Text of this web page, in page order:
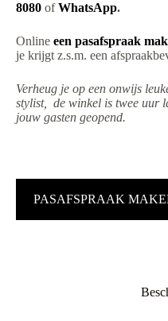
8080 ofWhatsApp.
Online een pasafspraak
je krijgt z.s.m. een
Verheug je op een onwijs
stylist, de winkel is twee uur
jouw gasten geopend.
PASAFSPRAAK